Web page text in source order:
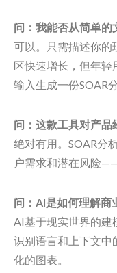
问：我能否从简单的
可以。只需描述你
区快速增长，但年轻
输入生成一份SOAR分
问：这款工具对产品
绝对有用。SOAR分
户需求和潜在风险
问：AI是如何理解商
AI基于现实世界的建
识别语言和上下文中
化的图表。